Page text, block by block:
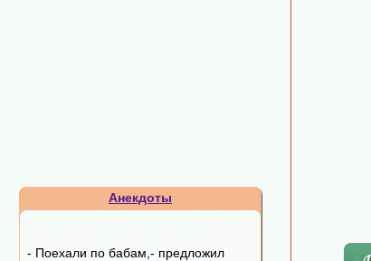
Анекдоты
- Поехали по бабам,- пpедложил